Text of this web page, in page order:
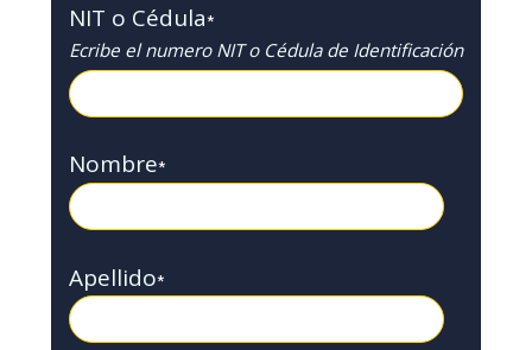
NIT o Cédula*
Ecribe el numero NIT o Cédula de Identificación
Nombre*
Apellido*